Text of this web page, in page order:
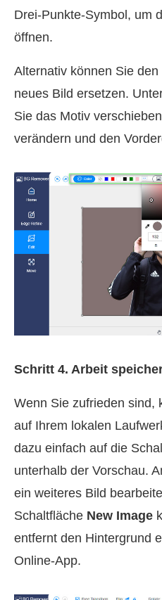
Drei‑Punkte‑Symbol, um
öffnen.
Alternativ können Sie
neues Bild ersetzen.
Sie das Motiv
verändern und den
Schritt 4. Arbeit
Wenn Sie zufrieden sind,
auf Ihrem lokalen
dazu einfach auf die
unterhalb der Vorschau.
ein weiteres Bild
Schaltfläche New Image
entfernt den Hintergrund
Online‑App.